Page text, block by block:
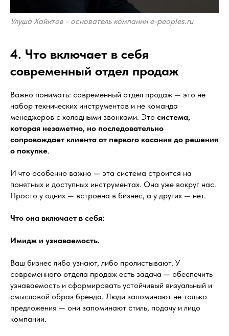
Улуша Хайитов - основатель компании e-peoples.ru
4. Что включает в себя
современный отдел продаж
Важно понимать: современный отдел продаж — это не
набор технических инструментов и не команда
менеджеров с холодными звонками. Это система,
которая незаметно, но последовательно
сопровождает клиента от первого касания до решения
о покупке.
И что особенно важно — эта система строится на
понятных и доступных инструментах. Она уже вокруг нас.
Просто у одних — встроена в бизнес, а у других — нет.
Что она включает в себя:
Имидж и узнаваемость.
Ваш бизнес либо узнают, либо пролистывают. У
современного отдела продаж есть задача — обеспечить
узнаваемость и сформировать устойчивый визуальный и
смысловой образ бренда. Люди запоминают не только
предложения — они запоминают стиль, подачу и лицо
компании.